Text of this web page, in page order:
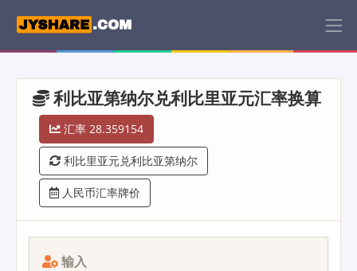
利比亚第纳尔兑利比里亚元汇率换算
汇率 28.359154
利比里亚元兑利比亚第纳尔
人民币汇率牌价
输入